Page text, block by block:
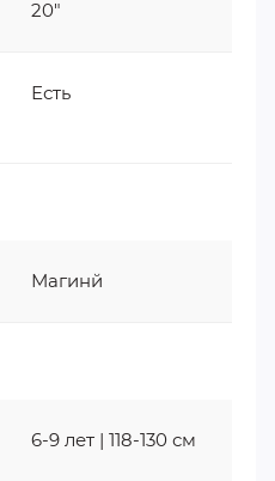
20"
Есть
Магинй
6-9 лет | 118-130 см